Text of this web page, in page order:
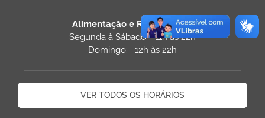
Alimentação e Restaurantes
Segunda à Sábado: 11h às 22h
Domingo: 12h às 22h
VER TODOS OS HORÁRIOS